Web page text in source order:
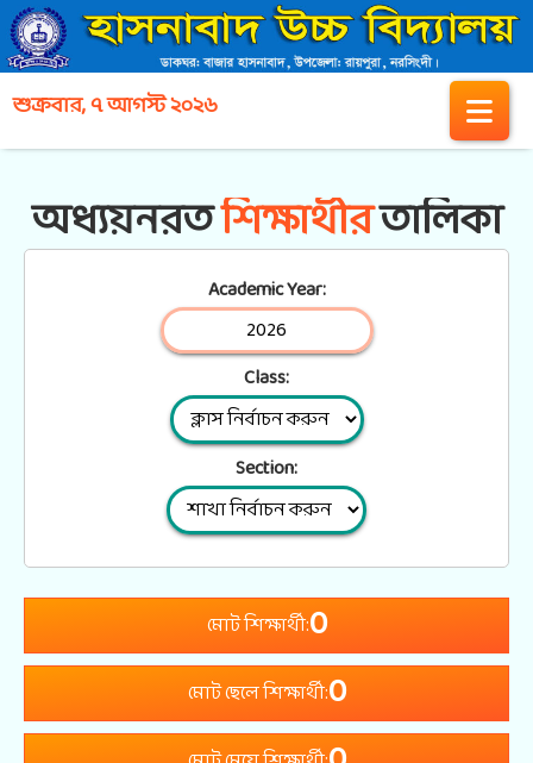
শুক্রবার, ৭ আগস্ট ২০২৬
অধ্যয়নরতশিক্ষার্থীরতালিকা
Academic Year:
Class:
Section:
মোট শিক্ষার্থী:0
মোট ছেলে শিক্ষার্থী:0